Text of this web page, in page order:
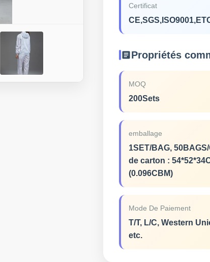
Certificat
Propriétés
MOQ
200Sets
emballage
1SET/BAG,
de carton :
(0.096CBM)
Mode De Paiement
T/T, L/C, Western
etc.